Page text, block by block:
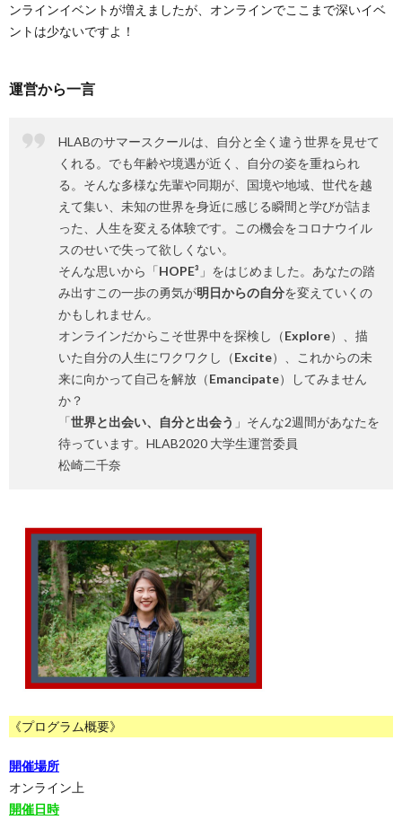
ンラインイベントが増えましたが、オンラインでここまで深いイベ
ントは少ないですよ！
運営から一言
HLABのサマースクールは、自分と全く違う世界を見せて
くれる。でも年齢や境遇が近く、自分の姿を重ねられ
る。そんな多様な先輩や同期が、国境や地域、世代を越
えて集い、未知の世界を身近に感じる瞬間と学びが詰ま
った、人生を変える体験です。この機会をコロナウイル
スのせいで失って欲しくない。
そんな思いから「HOPE³ 」をはじめました。あなたの踏
み出すこの一歩の勇気が明日からの自分を変えていくの
かもしれません。
オンラインだからこそ世界中を探検し（Explore）、描
いた自分の人生にワクワクし（Excite）、これからの未
来に向かって自己を解放（Emancipate）してみません
か？
「世界と出会い、自分と出会う 」そんな2週間があなたを
待っています。HLAB2020 大学生運営委員
松崎二千奈
《プログラム概要》
開催場所
オンライン上
開催日時